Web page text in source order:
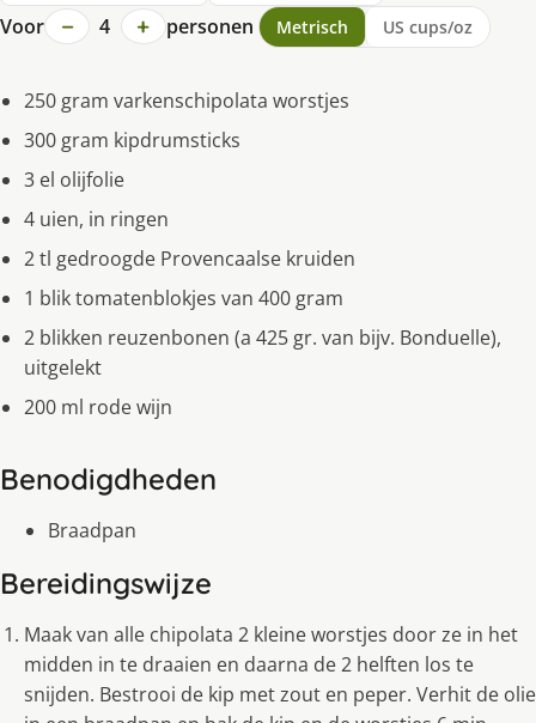
Voor − 4 + personen Metrisch US cups/oz
250 gram varkenschipolata worstjes
300 gram kipdrumsticks
3 el olijfolie
4 uien, in ringen
2 tl gedroogde Provencaalse kruiden
1 blik tomatenblokjes van 400 gram
2 blikken reuzenbonen (a 425 gr. van bijv. Bonduelle),
uitgelekt
200 ml rode wijn
Benodigdheden
Braadpan
Bereidingswijze
Maak van alle chipolata 2 kleine worstjes door ze in het
midden in te draaien en daarna de 2 helften los te
snijden. Bestrooi de kip met zout en peper. Verhit de olie